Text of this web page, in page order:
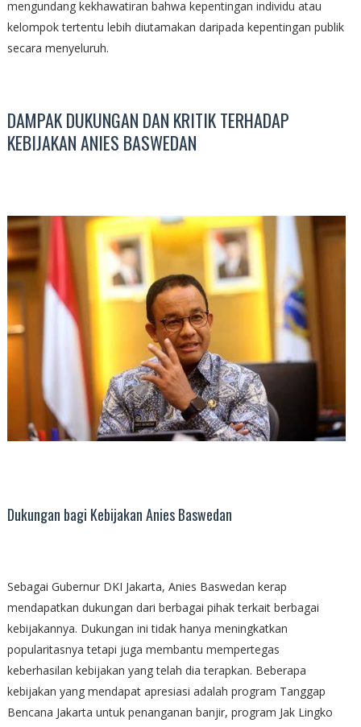
mengundang kekhawatiran bahwa kepentingan individu atau
kelompok tertentu lebih diutamakan daripada kepentingan publik
secara menyeluruh.
DAMPAK DUKUNGAN DAN KRITIK TERHADAP
KEBIJAKAN ANIES BASWEDAN
Dukungan bagi Kebijakan Anies Baswedan
Sebagai Gubernur DKI Jakarta, Anies Baswedan kerap
mendapatkan dukungan dari berbagai pihak terkait berbagai
kebijakannya. Dukungan ini tidak hanya meningkatkan
popularitasnya tetapi juga membantu mempertegas
keberhasilan kebijakan yang telah dia terapkan. Beberapa
kebijakan yang mendapat apresiasi adalah program Tanggap
Bencana Jakarta untuk penanganan banjir, program Jak Lingko